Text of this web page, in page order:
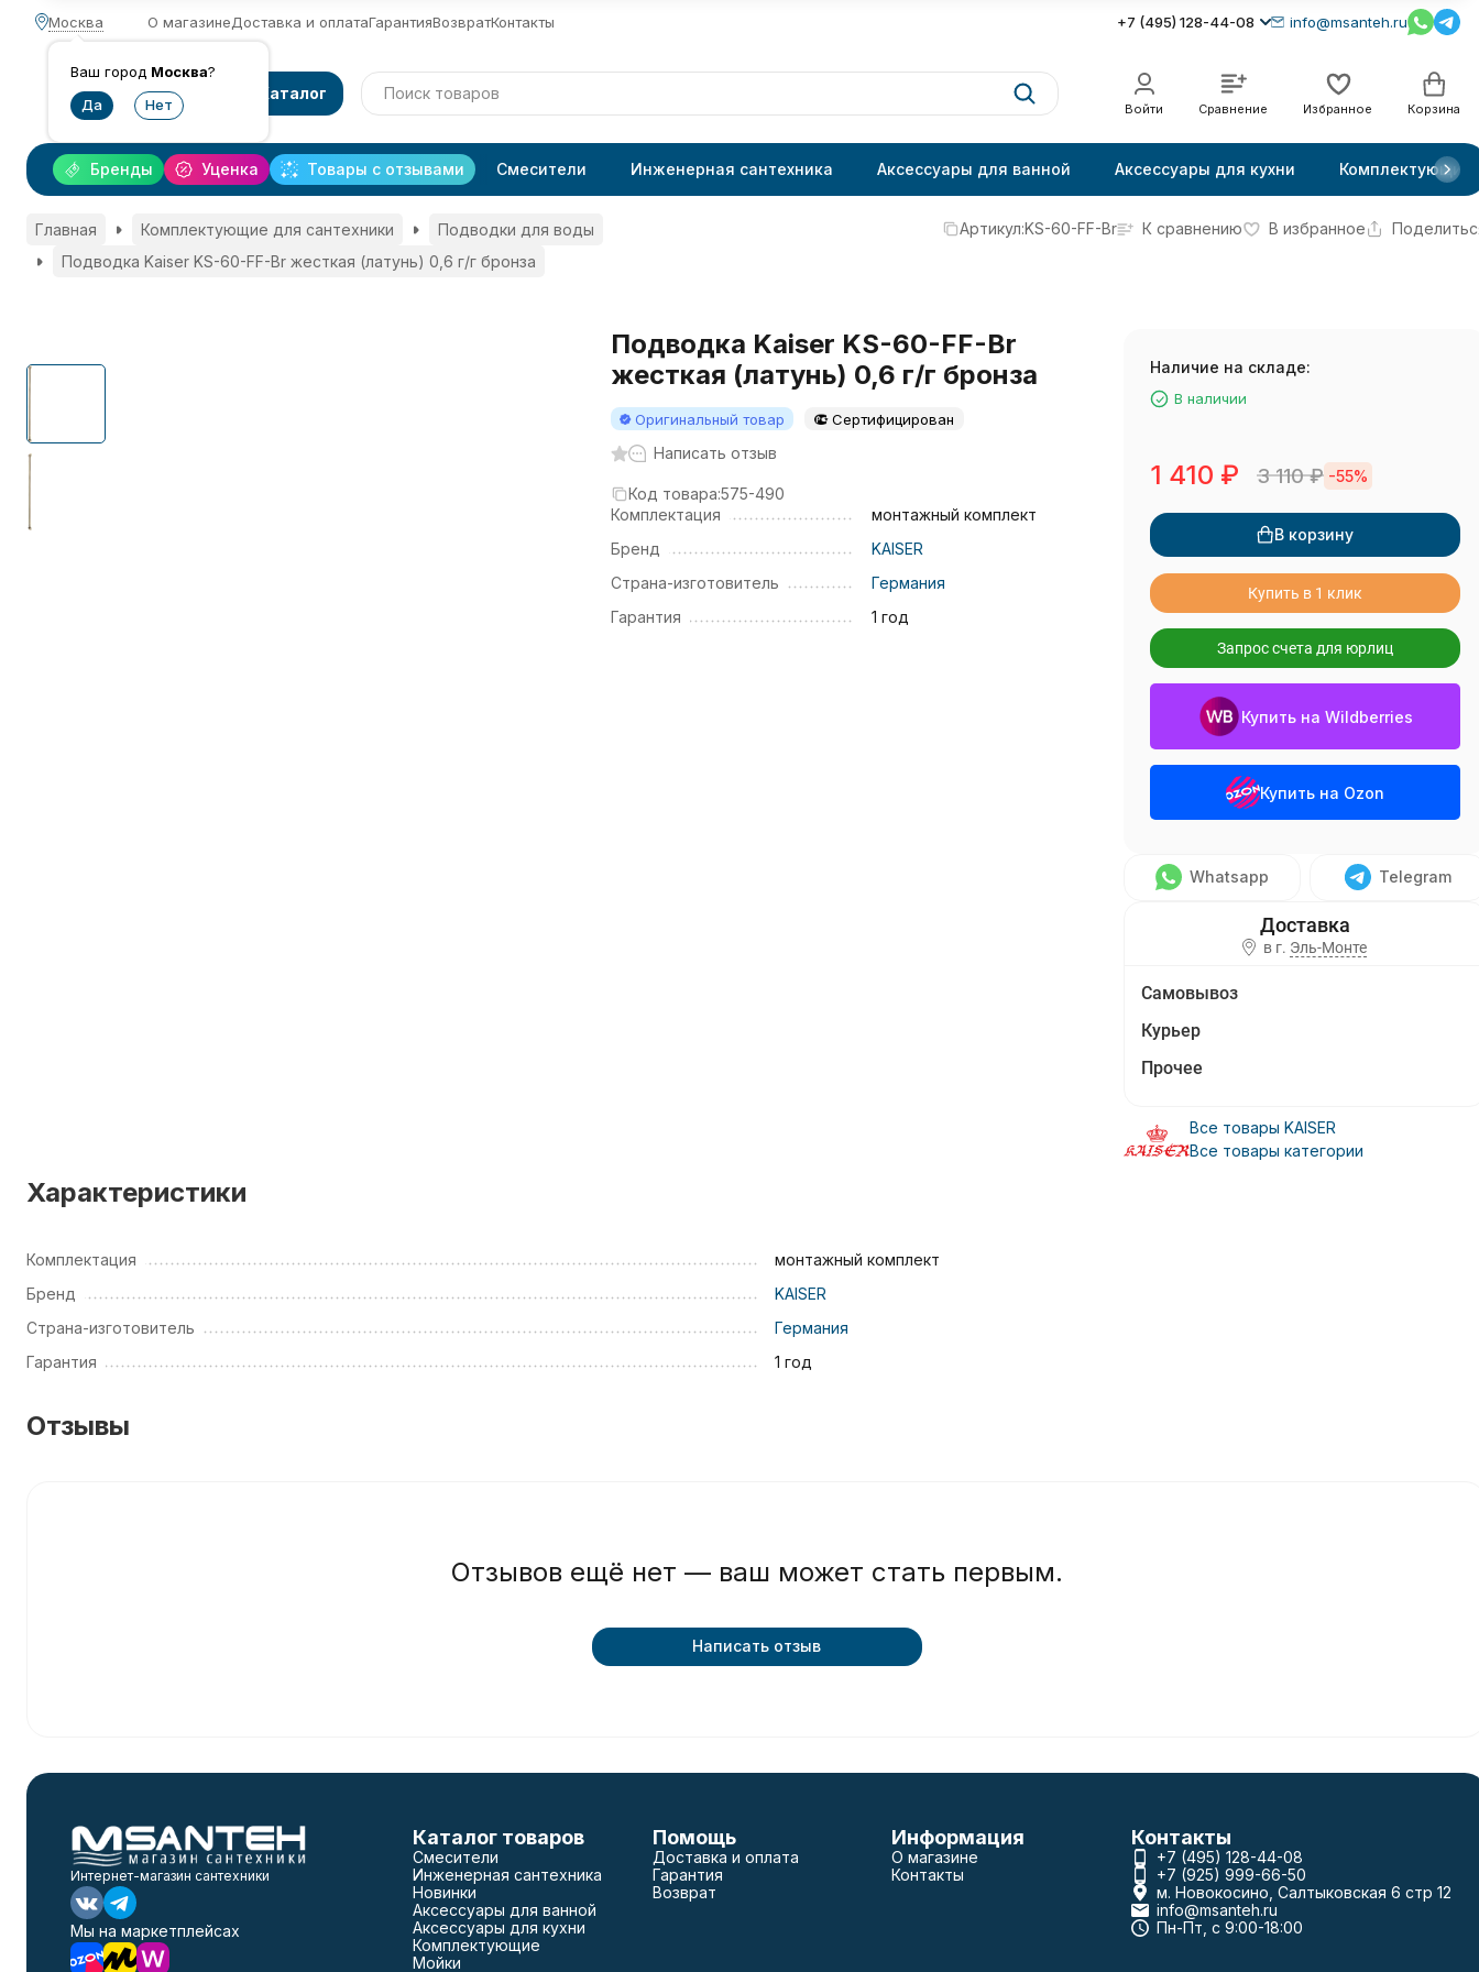
Москва
Ваш город Москва?
О магазинеДоставка и оплатаГарантияВозвратКонтакты +7 (495) 128-44-08 info@msanteh.ru
Каталог
Войти Сравнение Избранное Корзина
Уценка Товары с отзывами
Бренды Смесители Инженерная сантехника Аксессуары для ванной Аксессуары для кухни Комплектующие
Главная Комплектующие для сантехники
Подводки для воды
Подводка Kaiser KS-60-FF-Br жесткая (латунь) 0,6 г/г бронза
Артикул:KS-60-FF-Br К сравнению В избранное
Подводка Kaiser KS-60-FF-Br
жесткая (латунь) 0,6 г/г бронза
Оригинальный товар Сертифицирован
Написать отзыв
Код товара:575-490
Комплектация
монтажный комплект
Бренд
KAISER
Страна-изготовитель
Германия
Гарантия
1 год
Наличие на складе:
В наличии
1 410 ₽ 3 110₽ -55%
В корзину
Купить в 1 клик
Запрос счета для юрлиц
Купить на Wildberries
Купить на Ozon
Whatsapp Telegram
в г. Эль-Монте
Самовывоз
Курьер
Прочее
Все товары KAISER
Все товары категории
Характеристики
Комплектация
монтажный комплект
Бренд
KAISER
Страна-изготовитель
Германия
Гарантия
1 год
Отзывы
Отзывов ещё нет — ваш может стать первым.
Написать отзыв
Интернет-магазин сантехники
Мы на маркетплейсах
Каталог товаров
Смесители
Инженерная сантехника
Новинки
Аксессуары для ванной
Аксессуары для кухни
Комплектующие
Мойки
Помощь
Доставка и оплата
Гарантия
Возврат
Информация
О магазине
Контакты
Контакты
+7 (495) 128-44-08
+7 (925) 999-66-50
м. Новокосино, Салтыковская 6 стр 12
info@msanteh.ru
Пн-Пт, с 9:00-18:00